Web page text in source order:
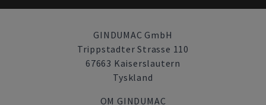
GINDUMAC GmbH
Trippstadter Strasse 110
67663 Kaiserslautern
Tyskland
OM GINDUMAC